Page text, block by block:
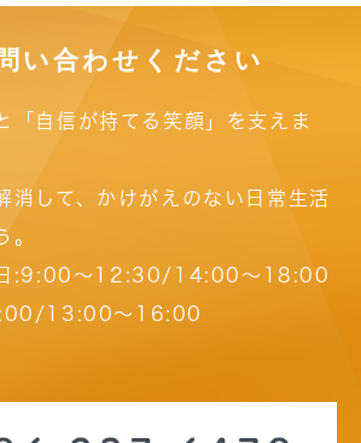
い合わせください
「自信が持てる笑顔」を支えま
消して、かけがえのない日常生活
。
:9:00～12:30/14:00～18:00
13:00～16:00